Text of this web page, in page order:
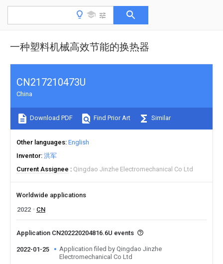
一种塑料机械高效节能的换热器
CN217210473U
China
Download PDF Find Prior Art Similar
Other languages English
Inventor 洪军
Current Assignee
Qingdao Jinzhe Electromechanical Co Ltd
Worldwide applications
2022
CN
Application CN202220204816.6U events
2022-01-25
Application filed by Qingdao Jinzhe
Electromechanical Co Ltd